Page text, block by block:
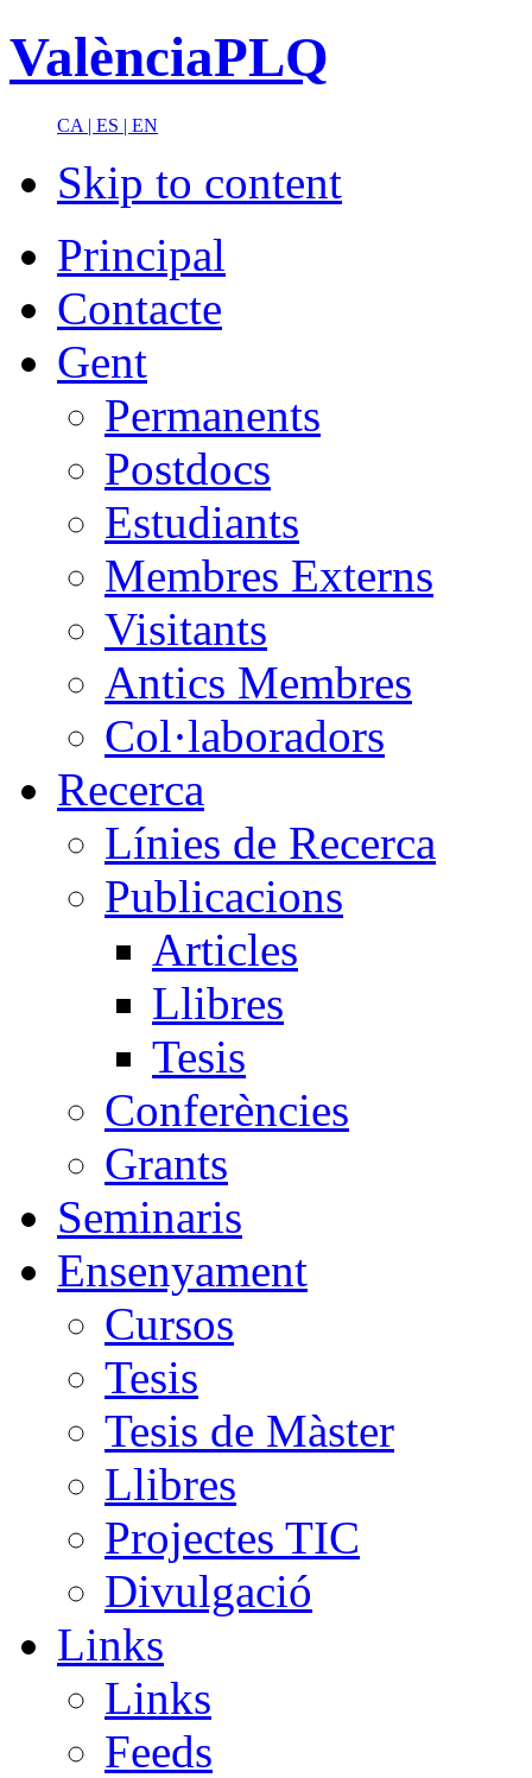
ValènciaPLQ
CA | ES | EN
Skip to content
Principal
Contacte
Gent
Permanents
Postdocs
Estudiants
Membres Externs
Visitants
Antics Membres
Col·laboradors
Recerca
Línies de Recerca
Publicacions
Articles
Llibres
Tesis
Conferències
Grants
Seminaris
Ensenyament
Cursos
Tesis
Tesis de Màster
Llibres
Projectes TIC
Divulgació
Links
Links
Feeds